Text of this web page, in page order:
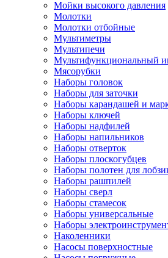
Мойки высокого давления
Молотки
Молотки отбойные
Мультиметры
Мультипечи
Мультифункциональный
Мясорубки
Наборы головок
Наборы для заточки
Наборы карандашей и
Наборы ключей
Наборы надфилей
Наборы напильников
Наборы отверток
Наборы плоскогубцев
Наборы полотен для
Наборы рашпилей
Наборы сверл
Наборы стамесок
Наборы универсальные
Наборы
Наколенники
Насосы поверхностные